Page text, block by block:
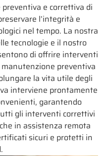
e correttiva di
l’integrità e
nel tempo. La nostra
tecnologie e il nostro
di offrire interventi
preventiva
la vita utile degli
interviene prontamente
garantendo
gli interventi correttivi
in assistenza remota
sicuri e protetti in